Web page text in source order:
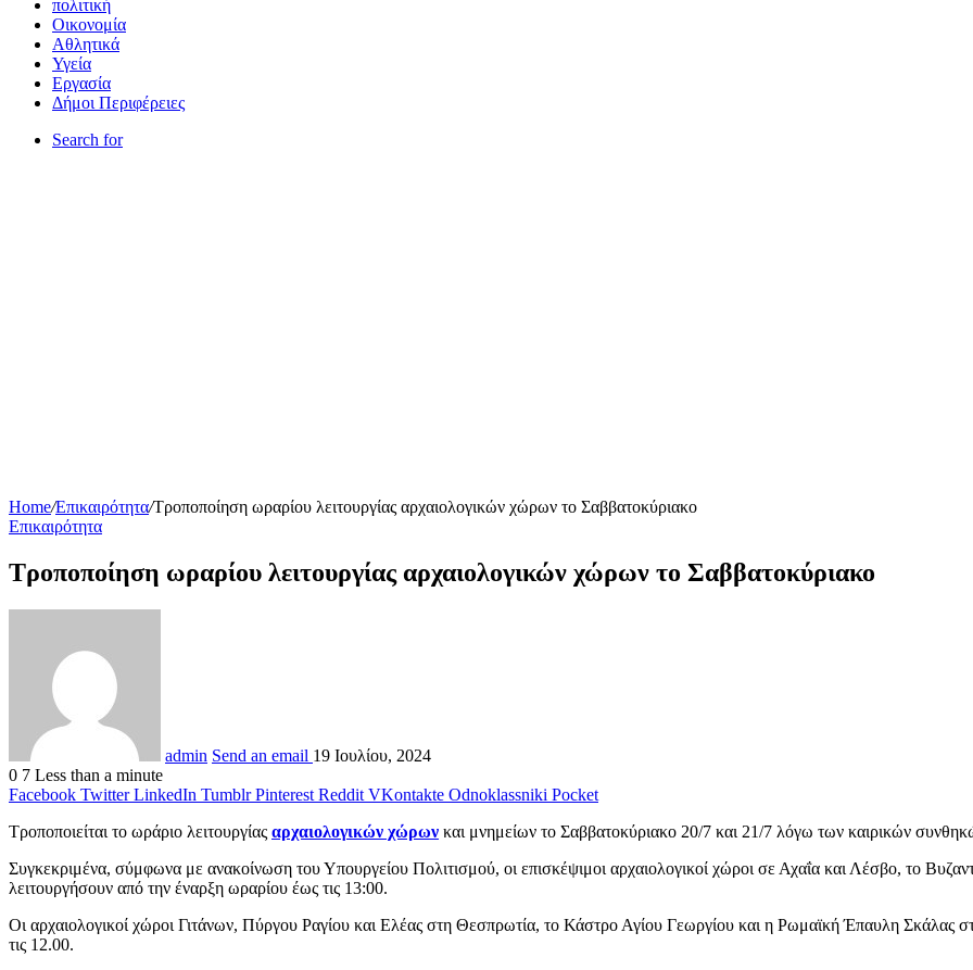
πολιτική
Οικονομία
Αθλητικά
Υγεία
Εργασία
Δήμοι Περιφέρειες
Search for
Home/Επικαιρότητα/Τροποποίηση ωραρίου λειτουργίας αρχαιολογικών χώρων το Σαββατοκύριακο
Επικαιρότητα
Τροποποίηση ωραρίου λειτουργίας αρχαιολογικών χώρων το Σαββατοκύριακο
admin Send an email 19 Ιουλίου, 2024
0 7 Less than a minute
Facebook Twitter LinkedIn Tumblr Pinterest Reddit VKontakte Odnoklassniki Pocket
Τροποποιείται το ωράριο λειτουργίας αρχαιολογικών χώρων και μνημείων το Σαββατοκύριακο 20/7 και 21/7 λόγω των καιρικών
Συγκεκριμένα, σύμφωνα με ανακοίνωση του Υπουργείου Πολιτισμού, οι επισκέψιμοι αρχαιολογικοί χώροι σε Αχαΐα και Λέσβο, το
λειτουργήσουν από την έναρξη ωραρίου έως τις 13:00.
Οι αρχαιολογικοί χώροι Γιτάνων, Πύργου Ραγίου και Ελέας στη Θεσπρωτία, το Κάστρο Αγίου Γεωργίου και η Ρωμαϊκή Έπαυλη Σκάλας
τις 12.00.